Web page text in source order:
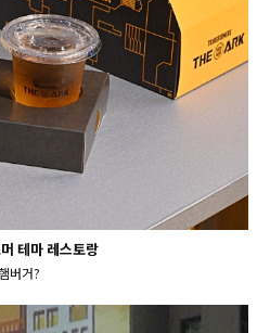
테마 레스토랑
버거?